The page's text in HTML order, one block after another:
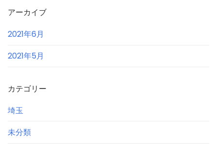
アーカイブ
2021年6月
2021年5月
カテゴリー
埼玉
未分類